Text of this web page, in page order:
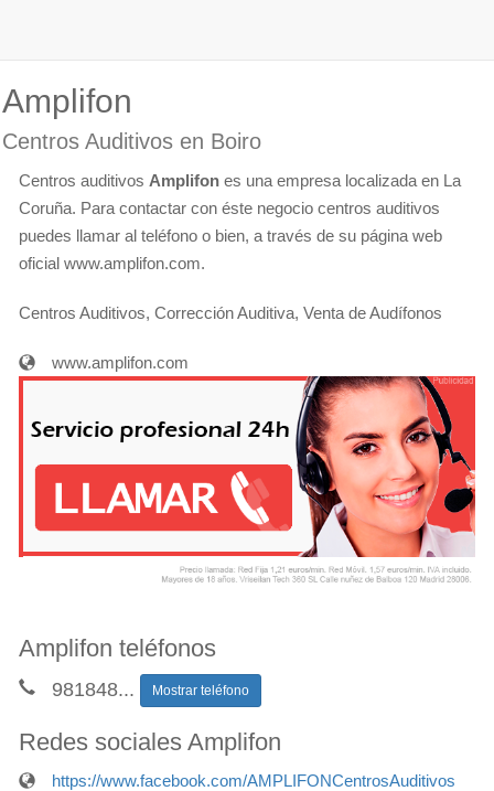
Amplifon
Centros Auditivos en Boiro
Centros auditivos Amplifon es una empresa localizada en La
Coruña. Para contactar con éste negocio centros auditivos
puedes llamar al teléfono o bien, a través de su página web
oficial www.amplifon.com.
Centros Auditivos, Corrección Auditiva, Venta de Audífonos
www.amplifon.com
Amplifon teléfonos
981848... Mostrar teléfono
Redes sociales Amplifon
https://www.facebook.com/AMPLIFONCentrosAuditivos